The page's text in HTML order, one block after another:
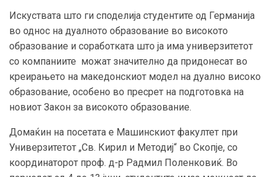
Искуствата што ги споделија студентите од Германија
во однос на дуалното образование во високото
образование и соработката што ја има универзитетот
со компаниите можат значително да придонесат во
креирањето на македонскиот модел на дуално високо
образование, особено во пресрет на подготовка на
новиот Закон за високото образование.
Домаќин на посетата е Машинскиот факултет при
Универзитетот „Св. Кирил и Методиј“ во Скопје, со
координаторот проф. д-р Радмил Поленковиќ. Во